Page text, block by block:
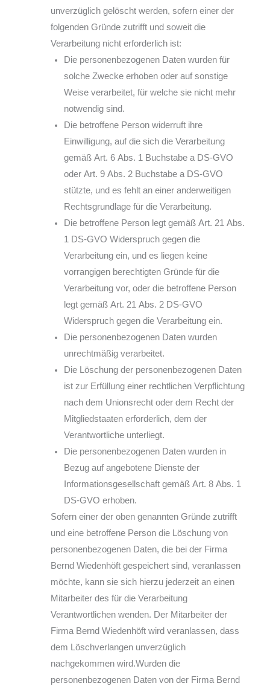
unverzüglich gelöscht werden, sofern einer der
folgenden Gründe zutrifft und soweit die
Verarbeitung nicht erforderlich ist:
Die personenbezogenen Daten wurden für
solche Zwecke erhoben oder auf sonstige
Weise verarbeitet, für welche sie nicht mehr
notwendig sind.
Die betroffene Person widerruft ihre
Einwilligung, auf die sich die Verarbeitung
gemäß Art. 6 Abs. 1 Buchstabe a DS-GVO
oder Art. 9 Abs. 2 Buchstabe a DS-GVO
stützte, und es fehlt an einer anderweitigen
Rechtsgrundlage für die Verarbeitung.
Die betroffene Person legt gemäß Art. 21 Abs.
1 DS-GVO Widerspruch gegen die
Verarbeitung ein, und es liegen keine
vorrangigen berechtigten Gründe für die
Verarbeitung vor, oder die betroffene Person
legt gemäß Art. 21 Abs. 2 DS-GVO
Widerspruch gegen die Verarbeitung ein.
Die personenbezogenen Daten wurden
unrechtmäßig verarbeitet.
Die Löschung der personenbezogenen Daten
ist zur Erfüllung einer rechtlichen Verpflichtung
nach dem Unionsrecht oder dem Recht der
Mitgliedstaaten erforderlich, dem der
Verantwortliche unterliegt.
Die personenbezogenen Daten wurden in
Bezug auf angebotene Dienste der
Informationsgesellschaft gemäß Art. 8 Abs. 1
DS-GVO erhoben.
Sofern einer der oben genannten Gründe zutrifft
und eine betroffene Person die Löschung von
personenbezogenen Daten, die bei der Firma
Bernd Wiedenhöft gespeichert sind, veranlassen
möchte, kann sie sich hierzu jederzeit an einen
Mitarbeiter des für die Verarbeitung
Verantwortlichen wenden. Der Mitarbeiter der
Firma Bernd Wiedenhöft wird veranlassen, dass
dem Löschverlangen unverzüglich
nachgekommen wird.Wurden die
personenbezogenen Daten von der Firma Bernd